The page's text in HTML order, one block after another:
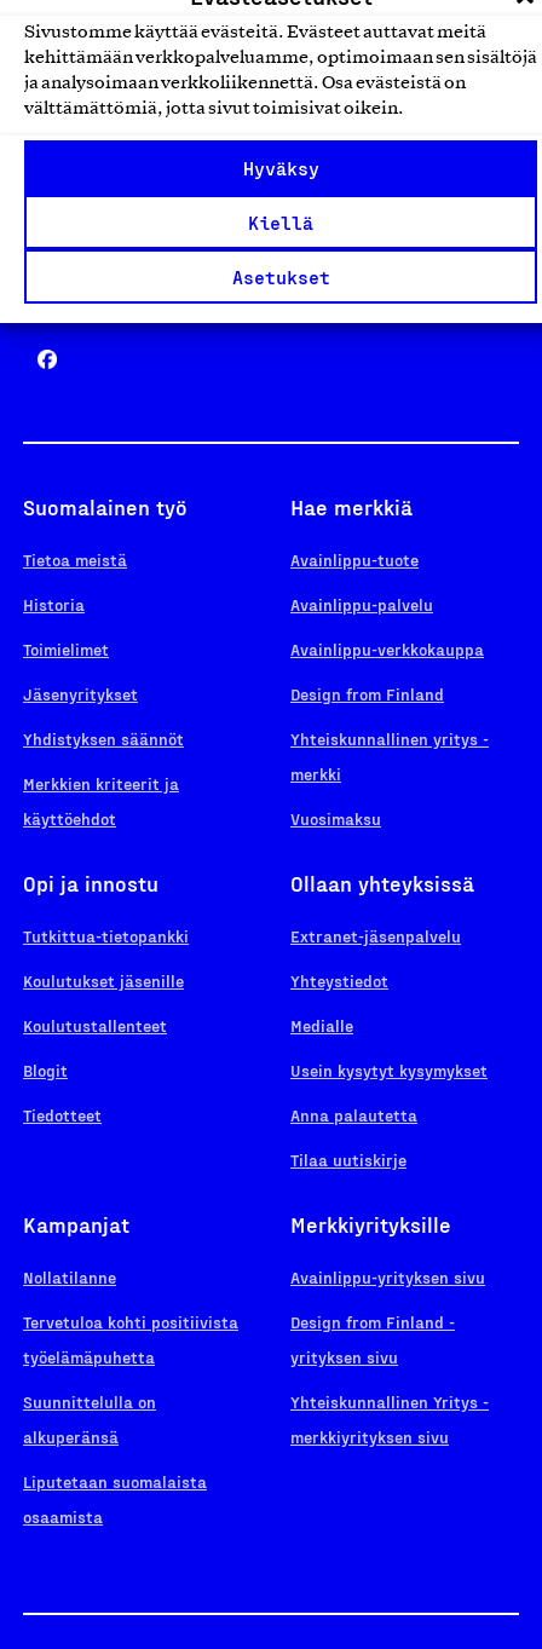
Sivustomme käyttää evästeitä. Evästeet auttavat meitä
kehittämään verkkopalveluamme, optimoimaan sen sisältöjä
ja analysoimaan verkkoliikennettä. Osa evästeistä on
välttämättömiä, jotta sivut toimisivat oikein.
Hyväksy
Kiellä
Asetukset
Avainlippu
Yhteiskunnallinen Yritys -merkki
Suomalainen työ
Tietoa meistä
Historia
Toimielimet
Jäsenyritykset
Yhdistyksen säännöt
Merkkien kriteerit ja
käyttöehdot
Hae merkkiä
Avainlippu-tuote
Avainlippu-palvelu
Avainlippu-verkkokauppa
Design from Finland
Yhteiskunnallinen yritys -
merkki
Vuosimaksu
Opi ja innostu
Tutkittua-tietopankki
Koulutukset jäsenille
Koulutustallenteet
Blogit
Tiedotteet
Ollaan yhteyksissä
Extranet-jäsenpalvelu
Yhteystiedot
Medialle
Usein kysytyt kysymykset
Anna palautetta
Tilaa uutiskirje
Kampanjat
Nollatilanne
Tervetuloa kohti positiivista
työelämäpuhetta
Suunnittelulla on
alkuperänsä
Liputetaan suomalaista
osaamista
Merkkiyrityksille
Avainlippu-yrityksen sivu
Design from Finland -
yrityksen sivu
Yhteiskunnallinen Yritys -
merkkiyrityksen sivu